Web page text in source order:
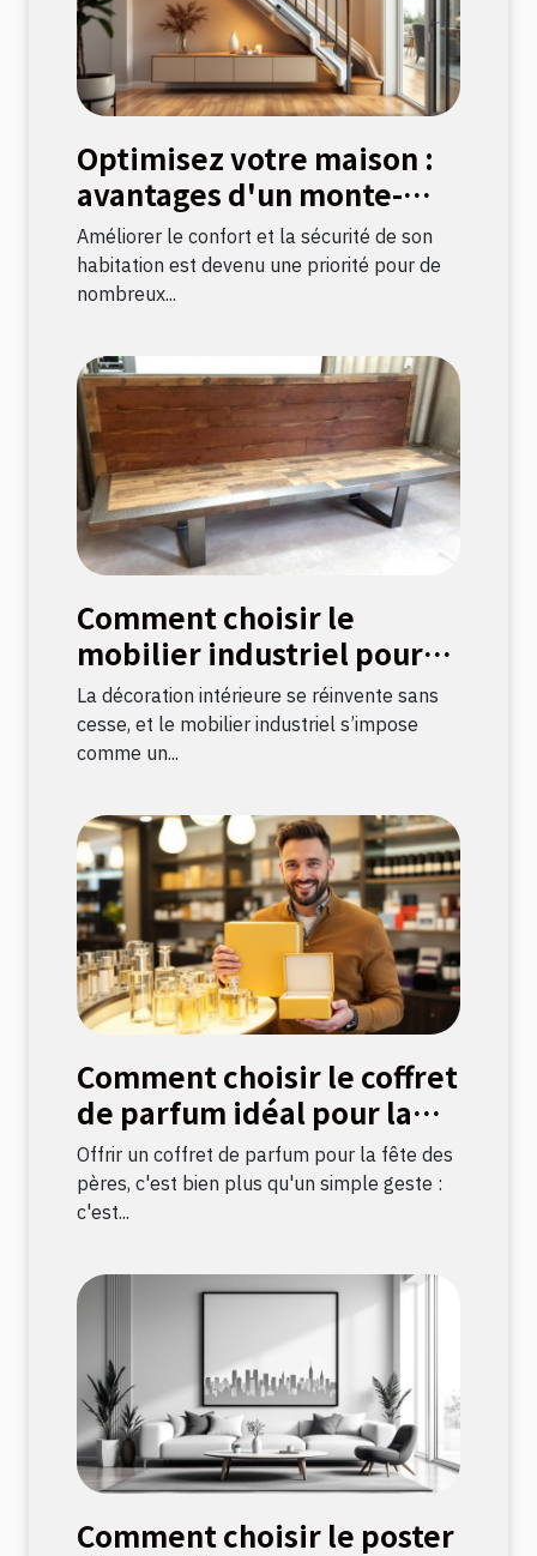
Optimisez votre maison :
avantages d'un monte-
escalier moderne
Améliorer le confort et la sécurité de son
habitation est devenu une priorité pour de
nombreux...
Comment choisir le
mobilier industriel pour
une décoration durable ?
La décoration intérieure se réinvente sans
cesse, et le mobilier industriel s’impose
comme un...
Comment choisir le coffret
de parfum idéal pour la
fête des pères ?
Offrir un coffret de parfum pour la fête des
pères, c'est bien plus qu'un simple geste :
c'est...
Comment choisir le poster